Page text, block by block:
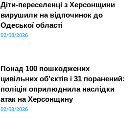
Діти-переселенці з Херсонщини
вирушили на відпочинок до
Одеської області
02/08/2026
Понад 100 пошкоджених
цивільних об’єктів і 31 поранений:
поліція оприлюднила наслідки
атак на Херсонщину
02/08/2026